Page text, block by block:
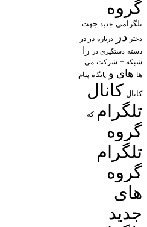
گروه
تلگرامی جدید جهت
دختر در درباره در در
دسته دستگیری در را
شبکه + شرکت می
ها های و پایگاه پیام
کانال کانال
تلگرام که
گروه
تلگرام
گروه
های
جدید